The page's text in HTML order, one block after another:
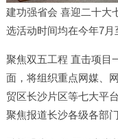
建功强省会 喜迎二十大
选活动时间均在今年7月
聚焦双五工程 直击项目
面，将组织重点网媒、
贸区长沙片区等七大平
聚焦报道长沙各级各部